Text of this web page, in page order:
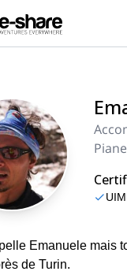
Emanuele mais
de Turin.